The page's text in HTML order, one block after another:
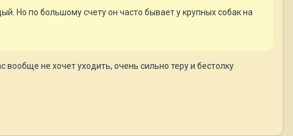
Но по большому счету он часто бывает у крупных собак на
не хочет уходить, очень сильно теру и бестолку